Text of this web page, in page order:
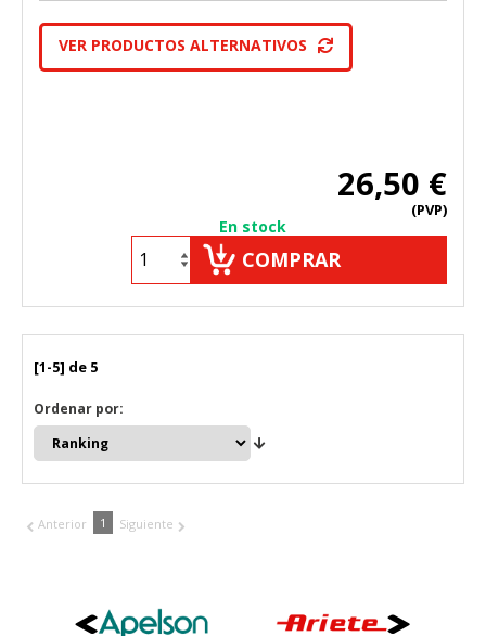
VER PRODUCTOS ALTERNATIVOS
26,50 €
(PVP)
En stock
COMPRAR
[1-5] de 5
Ordenar por:
Anterior 1 Siguiente